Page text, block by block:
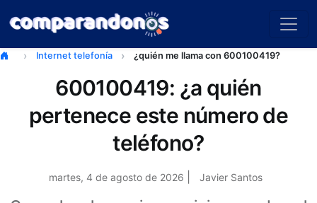
Internet telefonía ¿quién me llama con 600100419?
600100419: ¿a quién
pertenece este número de
teléfono?
martes, 4 de agosto de 2026 Javier Santos